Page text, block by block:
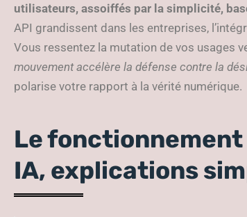
utilisateurs, assoiffés par la simplicité,
API grandissent dans les entreprises,
Vous ressentez la mutation de vos usages
mouvement accélère la défense contre la
polarise votre rapport à la vérité numérique.
Le fonctionnement
IA, explications